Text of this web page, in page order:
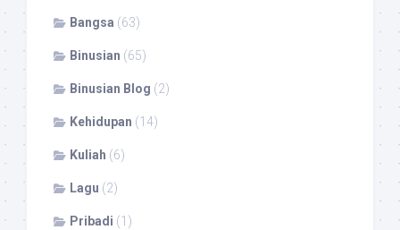
Bangsa (63)
Binusian (65)
Binusian Blog (2)
Kehidupan (14)
Kuliah (6)
Lagu (2)
Pribadi (1)